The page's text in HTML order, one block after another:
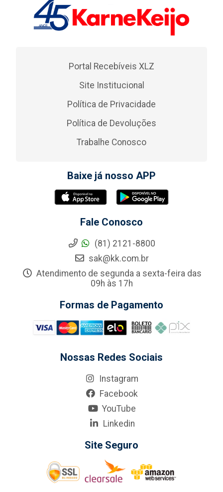
Portal Recebíveis XLZ
Site Institucional
Política de Privacidade
Política de Devoluções
Trabalhe Conosco
Baixe já nosso APP
Fale Conosco
(81) 2121-8800
sak@kk.com.br
Atendimento de segunda a sexta-feira das
09h às 17h
Formas de Pagamento
Nossas Redes Sociais
Instagram
Facebook
YouTube
Linkedin
Site Seguro